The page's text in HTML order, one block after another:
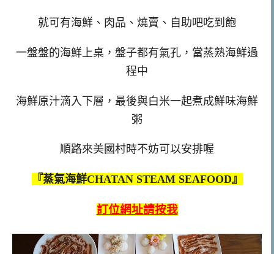
就可有海鮮、肉品、燒賣、自助吧吃到飽
一盤盤的海鮮上桌，盤子都有氣孔，當蒸熟海鮮過
程中
海鮮原汁滴入下層，最後與白米一起煮成鮮味海鮮
粥
順路來美國村時不妨可以安排喔
『蒸氣海鮮CHATAN STEAM SEAFOOD』
訂位網址請按我